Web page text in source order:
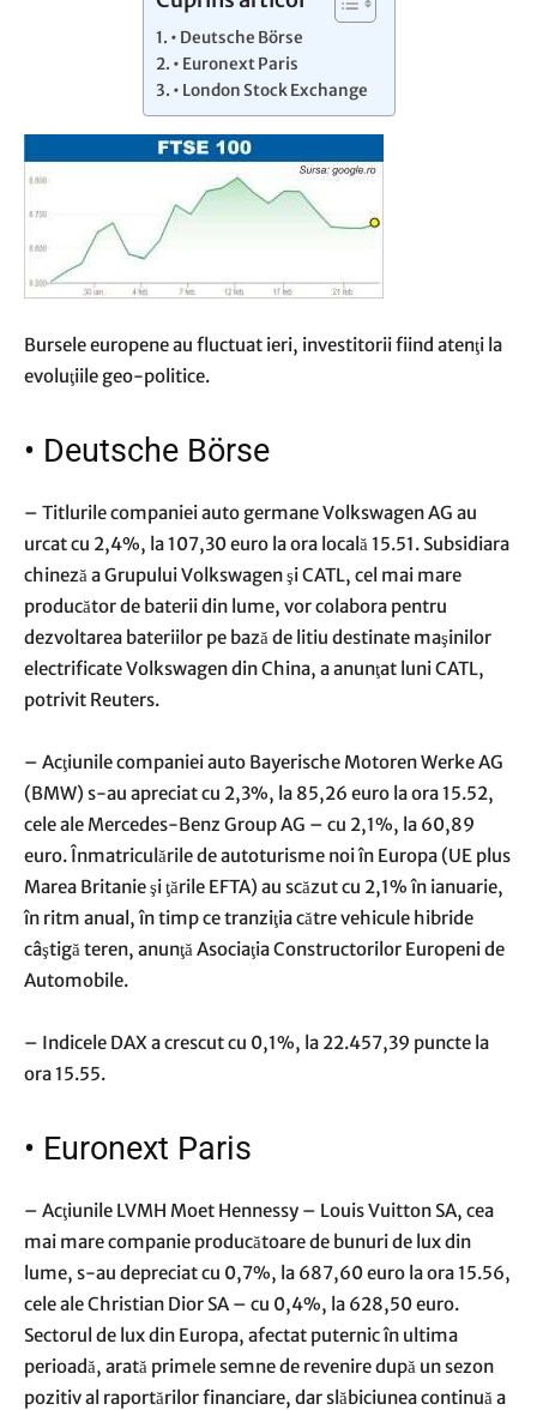
• Deutsche Börse
• Euronext Paris
• London Stock Exchange
Bursele europene au fluctuat ieri, investitorii fiind atenţi la
evoluţiile geo-politice.
• Deutsche Börse
– Titlurile companiei auto germane Volkswagen AG au
urcat cu 2,4%, la 107,30 euro la ora locală 15.51. Subsidiara
chineză a Grupului Volkswagen şi CATL, cel mai mare
producător de baterii din lume, vor colabora pentru
dezvoltarea bateriilor pe bază de litiu destinate maşinilor
electrificate Volkswagen din China, a anunţat luni CATL,
potrivit Reuters.
– Acţiunile companiei auto Bayerische Motoren Werke AG
(BMW) s-au apreciat cu 2,3%, la 85,26 euro la ora 15.52,
cele ale Mercedes-Benz Group AG – cu 2,1%, la 60,89
euro. Înmatriculările de autoturisme noi în Europa (UE plus
Marea Britanie şi ţările EFTA) au scăzut cu 2,1% în ianuarie,
în ritm anual, în timp ce tranziţia către vehicule hibride
câştigă teren, anunţă Asociaţia Constructorilor Europeni de
Automobile.
– Indicele DAX a crescut cu 0,1%, la 22.457,39 puncte la
ora 15.55.
• Euronext Paris
– Acţiunile LVMH Moet Hennessy – Louis Vuitton SA, cea
mai mare companie producătoare de bunuri de lux din
lume, s-au depreciat cu 0,7%, la 687,60 euro la ora 15.56,
cele ale Christian Dior SA – cu 0,4%, la 628,50 euro.
Sectorul de lux din Europa, afectat puternic în ultima
perioadă, arată primele semne de revenire după un sezon
pozitiv al raportărilor financiare, dar slăbiciunea continuă a